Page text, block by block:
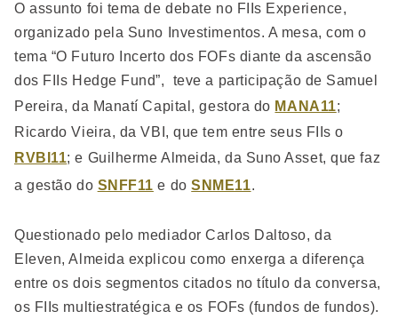
O assunto foi tema de debate no FIIs Experience,
organizado pela Suno Investimentos. A mesa, com o
tema “O Futuro Incerto dos FOFs diante da ascensão
dos FIIs Hedge Fund”, teve a participação de Samuel
Pereira, da Manatí Capital, gestora do MANA11;
Ricardo Vieira, da VBI, que tem entre seus FIIs o
RVBI11; e Guilherme Almeida, da Suno Asset, que faz
a gestão do SNFF11 e doSNME11.
Questionado pelo mediador Carlos Daltoso, da
Eleven, Almeida explicou como enxerga a diferença
entre os dois segmentos citados no título da conversa,
os FIIs multiestratégica e os FOFs (fundos de fundos).